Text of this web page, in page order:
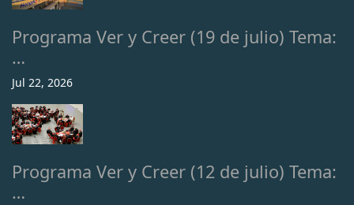
Programa Ver y Creer (19 de julio) Tema:
…
Jul 22, 2026
Programa Ver y Creer (12 de julio) Tema:
…